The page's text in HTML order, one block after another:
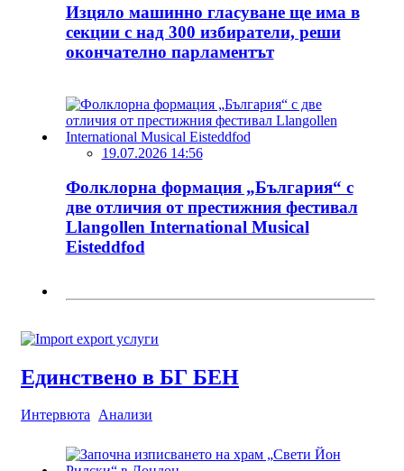
Изцяло машинно гласуване ще има в
секции с над 300 избиратели, реши
окончателно парламентът
19.07.2026 14:56
Фолклорна формация „България“ с
две отличия от престижния фестивал
Llangollen International Musical
Eisteddfod
Единствено в БГ БЕН
Интервюта Анализи